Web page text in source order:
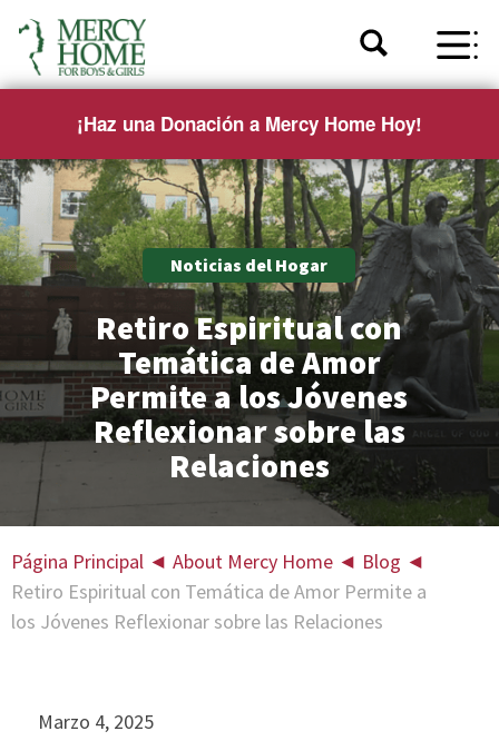
¡Haz una Donación a Mercy Home Hoy!
Noticias del Hogar
Retiro Espiritual con
Temática de Amor
Permite a los Jóvenes
Reflexionar sobre las
Relaciones
Página Principal ◄ About Mercy Home ◄ Blog ◄
Retiro Espiritual con Temática de Amor Permite a
los Jóvenes Reflexionar sobre las Relaciones
Marzo 4, 2025